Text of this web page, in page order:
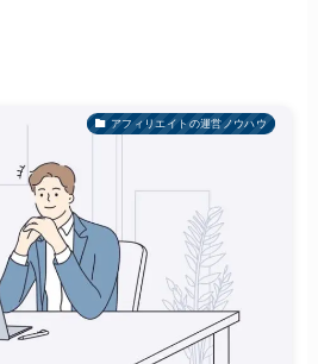
アフィリエイトの運営ノウハウ